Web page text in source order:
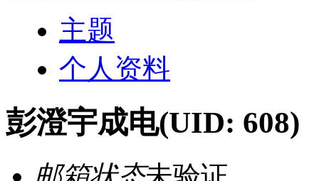
主题
个人资料
彭澄宇成电(UID: 608)